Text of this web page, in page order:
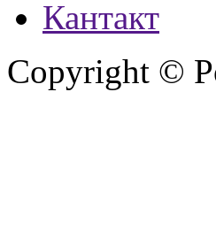
Кантакт
Copyright ©